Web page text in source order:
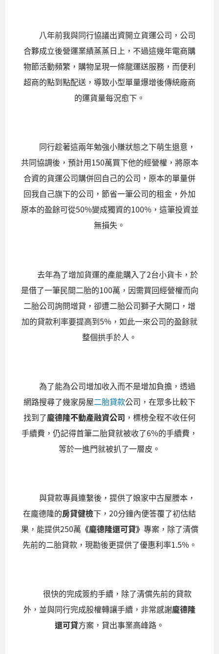
八年前我與同行協議出資開立貨運公司，公司
合夥成立後營運業績蒸蒸日上，不過這幾年電商購
物節活動頻繁，購物呈現一條龍運送服務，而便利
超商的點到點配送，導致小型單量爆增後傳統廠商
的運貨量每況愈下。
同行趁著這兩年勉強小賺狀態之下萌生退意，
共同協調後，預計用150萬買下他的經營權，將原本
合資的貨運公司購併回自己的公司，原本的單量併
回我自己旗下的公司，節省一筆公司的租金，外加
原本的盈餘可從50%變成獨資的100%，這筆投資並
無損失。
去年為了增加貨運的產能購入了2台小貨卡，於
是借了一筆民間二胎的100萬，因需買回經營權而向
二胎公司詢問增貸，卻遭二胎公司獅子大開口，增
加的貸款利率要提高到5%，如此一來公司的盈餘就
整個拱手於人。
為了能為公司增加收入而不是增加負擔，透過
網路搜尋了幾家房屋二胎貸款公司，在眾多比較下
找到了龐德隆不動產融資公司 ，標榜全程不收任何
手續費，仍記得首筆二胎貸就被收了6%的手續費，
等於一進門就被扒了一層皮。
與貸款專員連繫後，提供了娘家中古屋謄本，
在龐德隆的房貸健檢下，20分鐘內便答覆了初估結
果，能提供250萬 《龐德隆還可貸》 專案，除了清償
先前的二胎貸款，現勘後更提供了優惠利率1.5%。
很快的完成簽約手續，除了清償先前的貸款
外，並與同行完成股權轉讓手續，非常感謝龐德隆
還可貸方案，貸出事業高峰路。